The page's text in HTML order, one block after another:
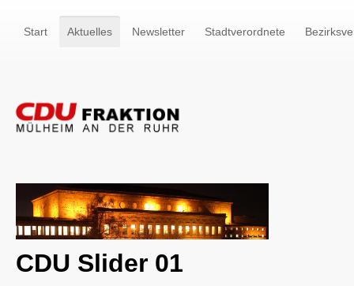
Start Aktuelles Newsletter Stadtverordnete
CDU Slider 01